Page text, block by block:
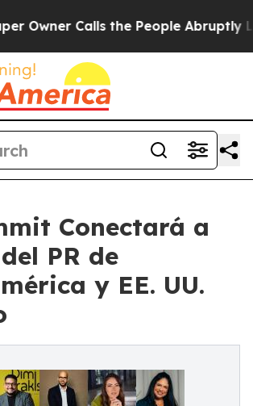
Calls the People Abruptly Laid off
Conectará a
PR de
y EE. UU.